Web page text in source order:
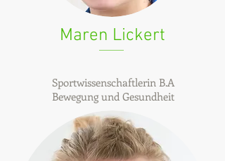
Maren Lickert
Sportwissenschaftlerin B.A
Bewegung und Gesundheit